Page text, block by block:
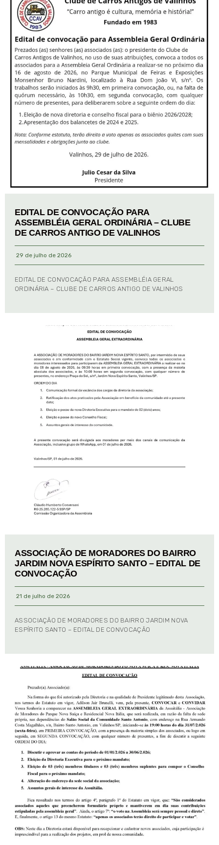
EDITAL DE CONVOCAÇÃO PARA
ASSEMBLÉIA GERAL ORDINÁRIA – CLUBE
DE CARROS ANTIGO DE VALINHOS
29 de julho de 2026
EDITAL DE CONVOCAÇÃO PARA ASSEMBLÉIA GERAL
ORDINÁRIA – CLUBE DE CARROS ANTIGO DE VALINHOS
ASSOCIAÇÃO DE MORADORES DO BAIRRO
JARDIM NOVA ESPÍRITO SANTO – EDITAL DE
CONVOCAÇÃO
21 de julho de 2026
ASSOCIAÇÃO DE MORADORES DO BAIRRO JARDIM NOVA
ESPÍRITO SANTO – EDITAL DE CONVOCAÇÃO